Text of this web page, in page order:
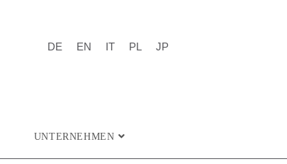
DE EN IT PL JP
UNTERNEHMEN